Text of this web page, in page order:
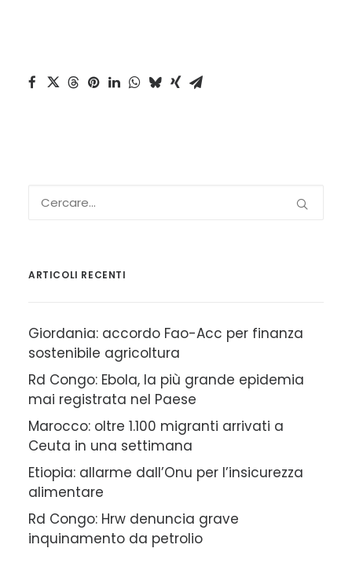
ARTICOLI RECENTI
Giordania: accordo Fao-Acc per finanza
sostenibile agricoltura
Rd Congo: Ebola, la più grande epidemia
mai registrata nel Paese
Marocco: oltre 1.100 migranti arrivati a
Ceuta in una settimana
Etiopia: allarme dall’Onu per l’insicurezza
alimentare
Rd Congo: Hrw denuncia grave
inquinamento da petrolio